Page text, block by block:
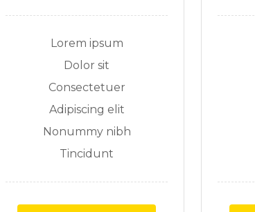
Lorem ipsum
Dolor sit
Consectetuer
Adipiscing elit
Nonummy nibh
Tincidunt